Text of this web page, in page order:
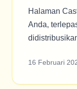
Halaman
Anda,
16 Februari